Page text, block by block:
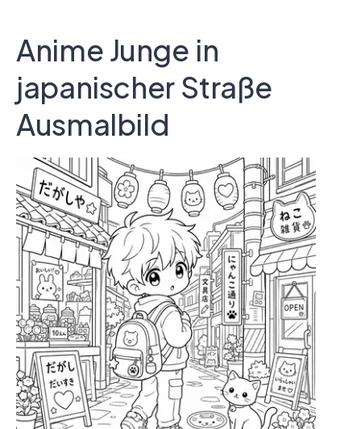
Anime Junge in
japanischer Straße
Ausmalbild